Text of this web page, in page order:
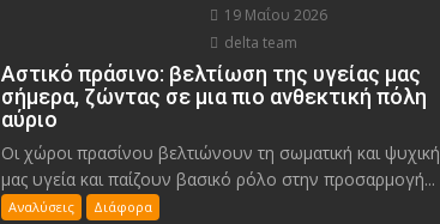
19 Μαΐου 2026
delta team
Αστικό πράσινο: βελτίωση της υγείας μας
σήμερα, ζώντας σε μια πιο ανθεκτική πόλη
αύριο
Οι χώροι πρασίνου βελτιώνουν τη σωματική και ψυχική
μας υγεία και παίζουν βασικό ρόλο στην προσαρμογή...
Αναλύσεις Διάφορα